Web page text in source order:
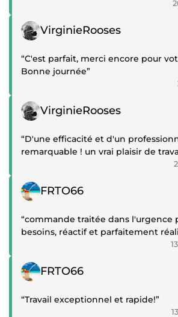
Témoignage positif
VirginieRooses
“C'est parfait, merci encore pour
Bonne journée”
Témoignage positif
VirginieRooses
“D'une efficacité et d'un
remarquable ! un vrai plaisir de
Témoignage positif
FRTO66
“commande traitée dans l'urgence
besoins, réactif et parfaitement
Témoignage positif
FRTO66
“Travail exceptionnel et rapide!”